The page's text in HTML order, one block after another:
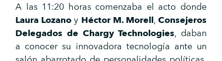
A las 11:20 horas comenzaba el acto donde
Laura Lozano y Héctor M. Morell, Consejeros
Delegados de Chargy Technologies, daban
a conocer su innovadora tecnología ante un